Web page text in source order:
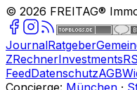
© 2026 FREITAG®
JournalRatgeber
ZRechnerInvestments
FeedDatenschutzAGB
Concierge: München ·